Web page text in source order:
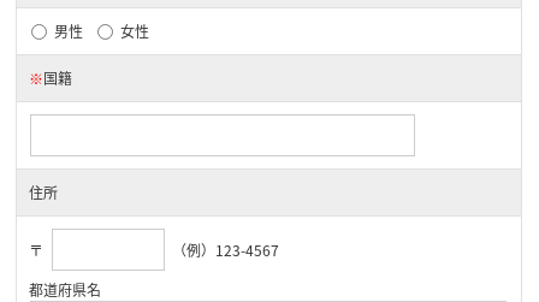
男性 女性
※国籍
住所
〒
（例）123-4567
都道府県名